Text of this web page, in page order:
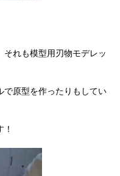
れも模型用刃物モデレッ
で原型を作ったりもしてい